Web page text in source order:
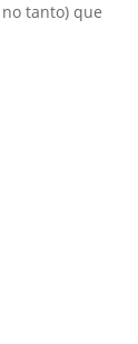
tanto) que